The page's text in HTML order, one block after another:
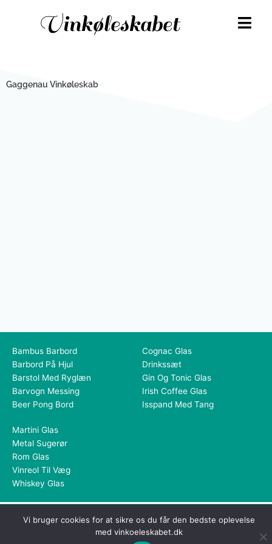
Vinkøleskabet
Gaggenau Vinkøleskab
Bambus Barbord
Barbord På Hjul
Barstol Med Ryglæn
Barvogn Messing
Beer Pong Bord
Cognac Glas
Drinkssæt
Gin Og Tonic Glas
Irish Coffee Glas
Isspand Med Tang
Martini Glas
Metal Sugerør
Rom Glas
Vinreol Til Væg
Whiskey Glas
Hotel, Grandstand, 6th floor, Nad Al Sheba | Dubai | UAE
Copyright © 2026 Vinkøleskabet | All rights reserved
Vi bruger cookies for at sikre os du får den bedste oplevelse
med vinkoeleskabet.dk